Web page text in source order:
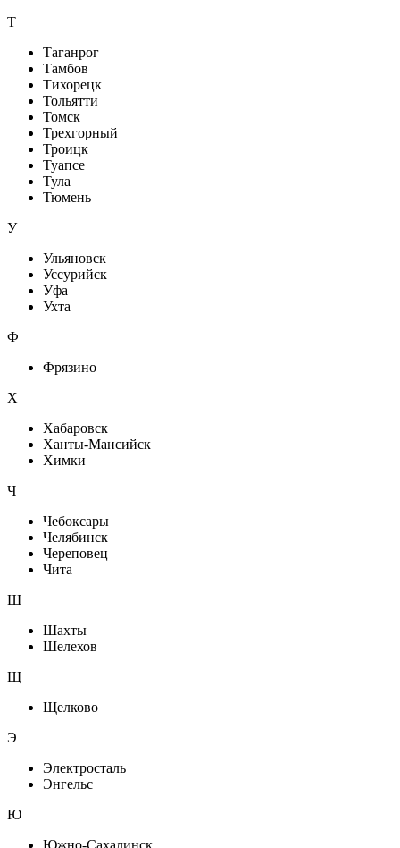
Т
Таганрог
Тамбов
Тихорецк
Тольятти
Томск
Трехгорный
Троицк
Туапсе
Тула
Тюмень
У
Ульяновск
Уссурийск
Уфа
Ухта
Ф
Фрязино
Х
Хабаровск
Ханты-Мансийск
Химки
Ч
Чебоксары
Челябинск
Череповец
Чита
Ш
Шахты
Шелехов
Щ
Щелково
Э
Электросталь
Энгельс
Ю
Южно-Сахалинск